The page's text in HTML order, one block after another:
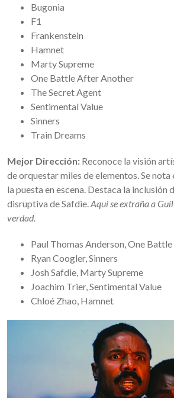
Bugonia
F1
Frankenstein
Hamnet
Marty Supreme
One Battle After Another
The Secret Agent
Sentimental Value
Sinners
Train Dreams
Mejor Dirección: Reconoce la visión
de orquestar miles de elementos. Se
la puesta en escena. Destaca la inclusión
disruptiva de Safdie.Aquí se extraña a
verdad.
Paul Thomas Anderson, One
Ryan Coogler, Sinners
Josh Safdie, Marty Supreme
Joachim Trier, Sentimental Value
Chloé Zhao, Hamnet